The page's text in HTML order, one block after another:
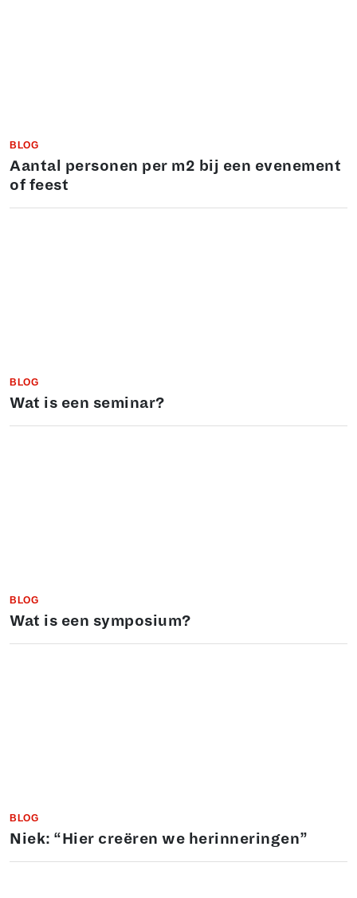
BLOG
Aantal personen per m2 bij een evenement
of feest
BLOG
Wat is een seminar?
BLOG
Wat is een symposium?
BLOG
Niek: “Hier creëren we herinneringen”